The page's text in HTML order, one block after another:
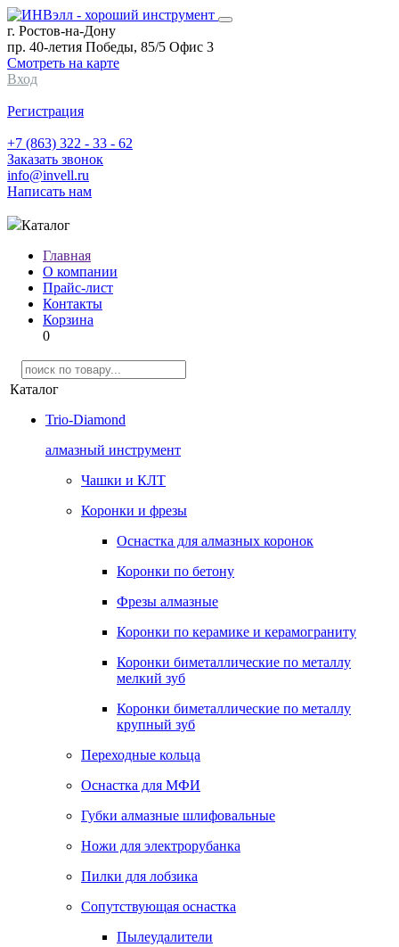
г. Ростов-на-Дону
пр. 40-летия Победы, 85/5 Офис 3
Смотреть на карте
Вход
Регистрация
+7 (863) 322 - 33 - 62
Заказать звонок
info@invell.ru
Написать нам
Каталог
Главная
О компании
Прайс-лист
Контакты
Корзина
0
Каталог
Trio-Diamond
алмазный инструмент
Чашки и КЛТ
Коронки и фрезы
Оснастка для алмазных коронок
Коронки по бетону
Фрезы алмазные
Коронки по керамике и керамограниту
Коронки биметаллические по металлу
мелкий зуб
Коронки биметаллические по металлу
крупный зуб
Переходные кольца
Оснастка для МФИ
Губки алмазные шлифовальные
Ножи для электрорубанка
Пилки для лобзика
Сопутствующая оснастка
Пылеудалители